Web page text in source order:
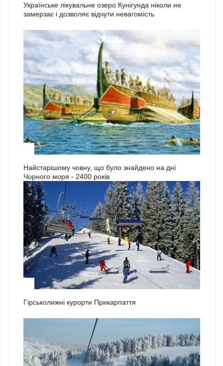
Українське лікувальне озеро Кунігунда ніколи не
замерзає і дозволяє відчути невагомість
Найстарішому човну, що було знайдено на дні
Чорного моря - 2400 років
Гірськолижні курорти Прикарпаття